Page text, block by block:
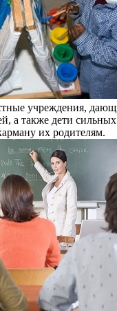
учреждения,
а также дети
их родителям.